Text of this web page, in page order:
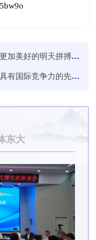
习近平主席二〇二四年新年贺词激扬奋斗豪情
新高地 为维护国家产业链供应链安全稳定贡献力量
东大